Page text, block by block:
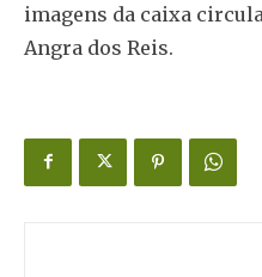
imagens da caixa
Angra dos Reis.